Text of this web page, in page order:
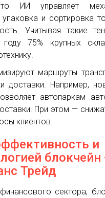
ИИ управляет
и сортировка
Учитывая такие
75% крупных
маршруты
доставки. Например,
автопаркам
При этом —
клиентов.
и
Трейд
сектора,